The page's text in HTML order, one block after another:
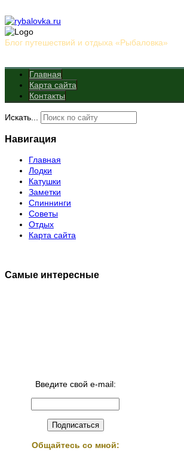
Блог путешествий и отдыха «Рыбаловка»
Главная
Карта сайта
Контакты
Искать...
Навигация
Главная
Лодки
Катушки
Заметки
Спиннинги
Советы
Отдых
Карта сайта
Самые интересные
Введите свой e-mail:
Общайтесь со мной: